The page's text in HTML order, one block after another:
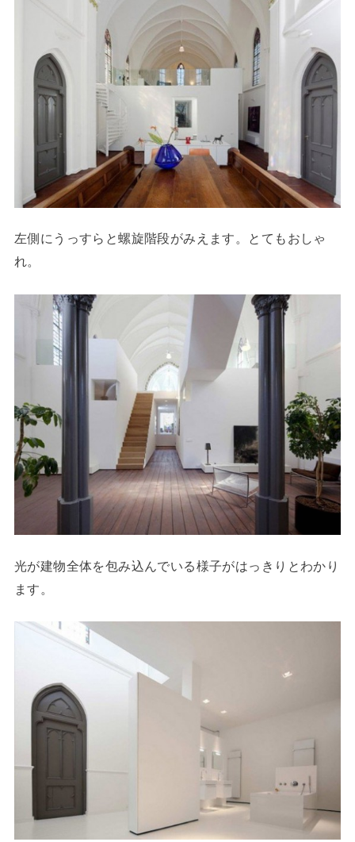
左側にうっすらと螺旋階段がみえます。とてもおしゃ
れ。
光が建物全体を包み込んでいる様子がはっきりとわかり
ます。